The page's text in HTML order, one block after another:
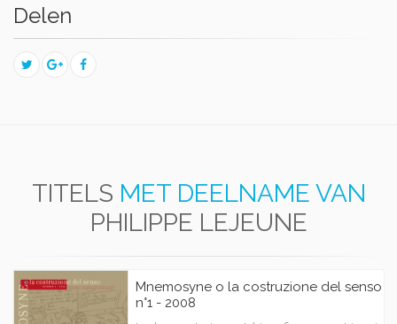
Delen
TITELS MET DEELNAME VAN
PHILIPPE LEJEUNE
Mnemosyne o la costruzione del senso
n°1 - 2008